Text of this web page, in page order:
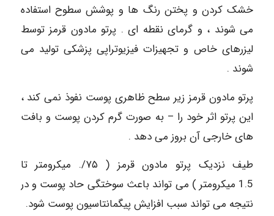
خشک کردن و پختن رنگ ها و پوشش سطوح استفاده
می شوند ، و گرمای نقطه ای . پرتو مادون قرمز توسط
لیزرهای خاص و تجهیزات فیزیوتراپی پزشکی تولید می
شوند .
پرتو مادون قرمز زیر سطح ظاهری پوست نفوذ نمی کند ،
این پرتو اثر خود را – به صورت گرم کردن پوست و بافت
های خارجی آن بروز می دهد .
طیف نزدیک پرتو مادون قرمز ( ۷۵/. میکرومتر تا
1.5 میکرومتر ) می تواند باعث سوختگی حاد پوست و در
نتیجه می تواند سبب افزایش پیگمانتاسیون پوست شود.